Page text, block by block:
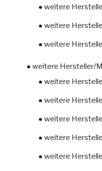
● weitere
● weitere
● weitere
● weitere Hersteller/
● weitere
● weitere
● weitere
● weitere
● weitere